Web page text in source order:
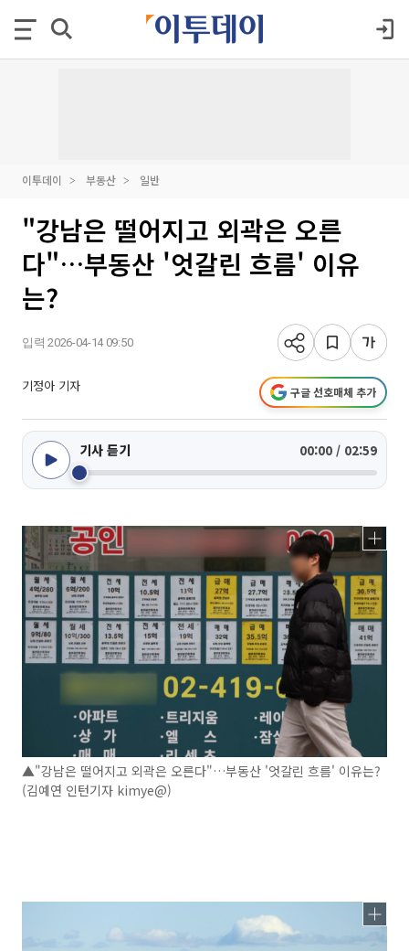
이투데이 부동산 일반
"강남은 떨어지고 외곽은 오른
다"…부동산 '엇갈린 흐름' 이유
는?
입력 2026-04-14 09:50
기정아 기자 구글 선호매체 추가
기사 듣기 00:00 / 02:59
▲"강남은 떨어지고 외곽은 오른다"…부동산 '엇갈린 흐름' 이유는?
(김예연 인턴기자 kimye@)